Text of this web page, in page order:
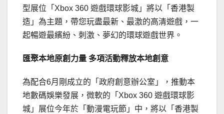
型展位「Xbox 360 遊戲環球影城」將以「香港製
造」為主題，帶您玩盡最新、最激的高清遊戲，一
起暢遊最繽紛、刺激、夢幻的環球遊戲世界。
匯聚本地原創力量 多項活動釋放本地創意
為配合6月剛成立的「政府創意辦公室」，推動本
地數碼娛樂發展，微軟的「Xbox 360 遊戲環球影
城」展位今年於「動漫電玩節」中，將以「香港製